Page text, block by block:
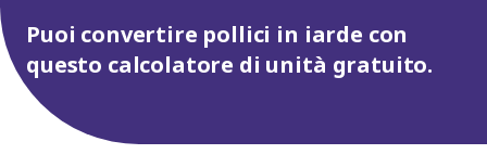
Puoi convertire pollici in iarde con
questo calcolatore di unità gratuito.